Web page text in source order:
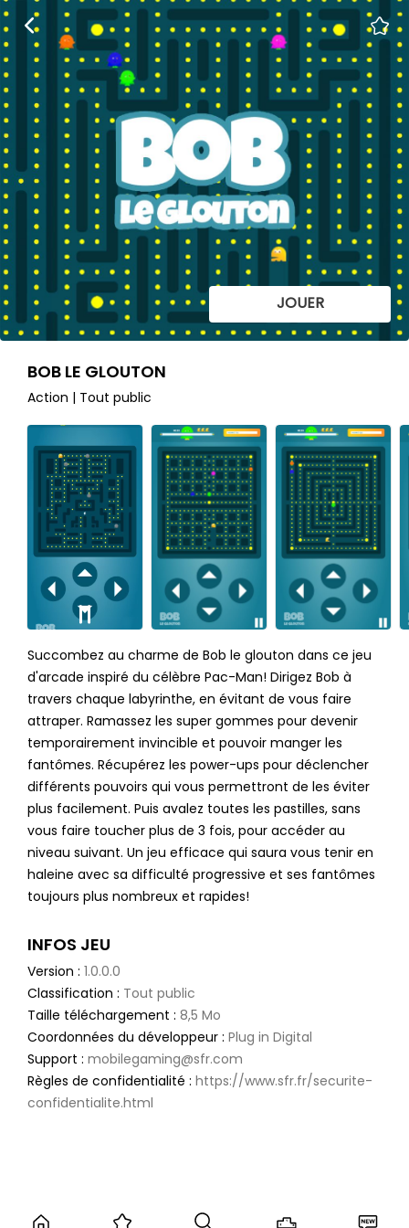
JOUER
BOB LE GLOUTON
Action | Tout public
Succombez au charme de Bob le glouton dans ce jeu
d'arcade inspiré du célèbre Pac-Man! Dirigez Bob à
travers chaque labyrinthe, en évitant de vous faire
attraper. Ramassez les super gommes pour devenir
temporairement invincible et pouvoir manger les
fantômes. Récupérez les power-ups pour déclencher
différents pouvoirs qui vous permettront de les éviter
plus facilement. Puis avalez toutes les pastilles, sans
vous faire toucher plus de 3 fois, pour accéder au
niveau suivant. Un jeu efficace qui saura vous tenir en
haleine avec sa difficulté progressive et ses fantômes
toujours plus nombreux et rapides!
INFOS JEU
Version : 1.0.0.0
Classification : Tout public
Taille téléchargement : 8,5 Mo
Coordonnées du développeur : Plug in Digital
Support : mobilegaming@sfr.com
Règles de confidentialité : https://www.sfr.fr/securite-
confidentialite.html